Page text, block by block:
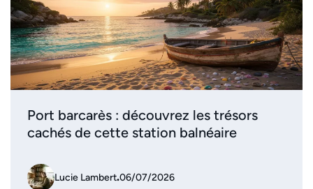
Port barcarès : découvrez les trésors
cachés de cette station balnéaire
Lucie Lambert.06/07/2026